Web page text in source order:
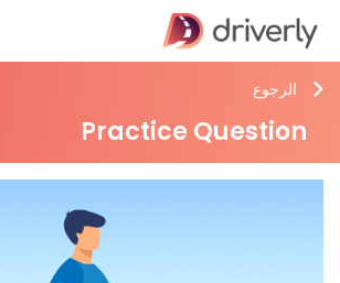
الرجوع
Practice Question